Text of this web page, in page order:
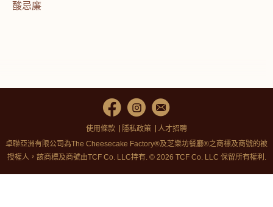
酸忌廉
使用條款 隱私政策
人才招聘
卓聯亞洲有限公司為The Cheesecake Factory®及芝樂坊餐廳®之商標及商號的被
授權人，該商標及商號由TCF Co. LLC持有. © 2026 TCF Co. LLC 保留所有權利.